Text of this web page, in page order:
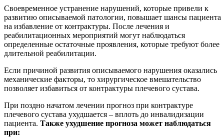
Своевременное устранение нарушений, которые привели к
развитию описываемой патологии, повышает шансы пациента
на избавление от контрактуры. После лечения и
реабилитационных мероприятий могут наблюдаться
определенные остаточные проявления, которые требуют более
длительной реабилитации.
Если причиной развития описываемого нарушения оказались
механические факторы, то хирургическое вмешательство
позволяет избавиться от контрактуры плечевого сустава.
При поздно начатом лечении прогноз при контрактуре
плечевого сустава ухудшается – вплоть до инвалидизации
пациента. Также ухудшение прогноза может наблюдаться
при: